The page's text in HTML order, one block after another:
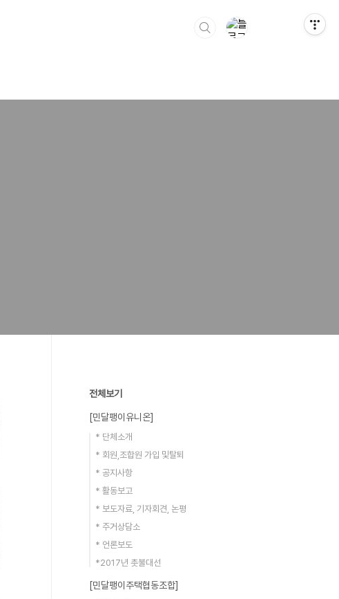
전체보기
[민달팽이유니온]
* 단체소개
* 회원,조합원 가입 및탈퇴
* 공지사항
* 활동보고
* 보도자료, 기자회견, 논평
* 주거상담소
* 언론보도
*2017년 촛불대선
[민달팽이주택협동조합]